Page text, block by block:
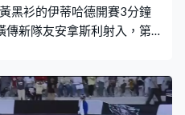
黑衫的伊蒂哈德開賽3分鐘
傳新隊友安拿斯利射入，第2
，亦是半場比數。這支沙特
送第2次助攻，羅渣費南迪斯